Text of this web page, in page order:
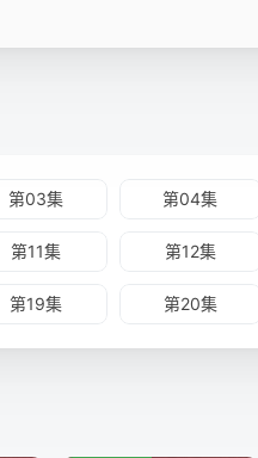
第03集 第04集
第11集 第12集
第19集 第20集